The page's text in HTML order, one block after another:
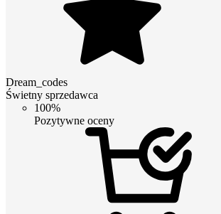
Dream_codes
Świetny sprzedawca
100%
Pozytywne oceny